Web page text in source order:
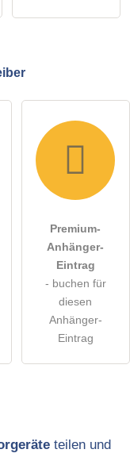
Premium-
Anhänger-
Eintrag
- buchen für
diesen
Anhänger-
Eintrag
teilen und